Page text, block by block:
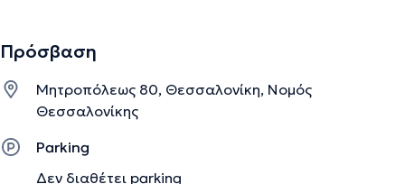
Πρόσβαση
Μητροπόλεως 80, Θεσσαλονίκη, Νομός
Θεσσαλονίκης
Parking
Δεν διαθέτει parking